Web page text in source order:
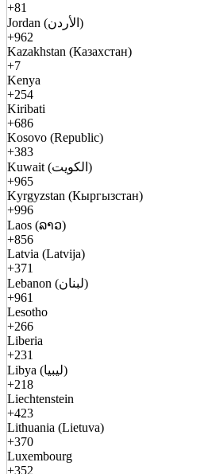
+81
Jordan (الأردن)
+962
Kazakhstan (Казахстан)
+7
Kenya
+254
Kiribati
+686
Kosovo (Republic)
+383
Kuwait (الكويت)
+965
Kyrgyzstan (Кыргызстан)
+996
Laos (ລາວ)
+856
Latvia (Latvija)
+371
Lebanon (لبنان)
+961
Lesotho
+266
Liberia
+231
Libya (ليبيا)
+218
Liechtenstein
+423
Lithuania (Lietuva)
+370
Luxembourg
+352